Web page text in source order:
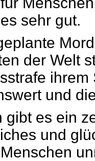
sehr gut.
der Welt
und
gibt es ein
und